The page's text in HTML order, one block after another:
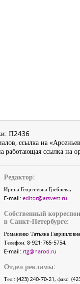
П2436
ссылка на
работающая ссылка на
Редактор:
Ирина Георгиевна Гребнёва,
E-mail: editor@arsvest.ru
Собственный
в Санкт-Петербурге:
Романенко Татьяна
Телефон: 8-921-765-5754,
E-mail: rtg@narod.ru
Отдел рекламы:
Тел.: (423) 240-70-21, факс: